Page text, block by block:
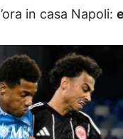
in casa Napoli: